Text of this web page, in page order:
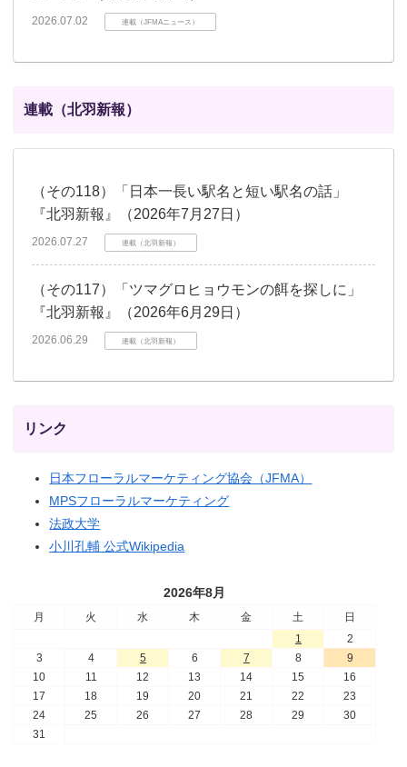
2026.07.02 連載（JFMAニュース）
連載（北羽新報）
（その118）「日本一長い駅名と短い駅名の話」
『北羽新報』（2026年7月27日）
2026.07.27 連載（北羽新報）
（その117）「ツマグロヒョウモンの餌を探しに」
『北羽新報』（2026年6月29日）
2026.06.29 連載（北羽新報）
リンク
日本フローラルマーケティング協会（JFMA）
MPSフローラルマーケティング
法政大学
小川孔輔 公式Wikipedia
2026年8月
月 火 水 木 金 土
日
1
2
3
4 5 6 7 8
9
10
11 12 13 14 15
16
17
18 19 20 21 22
23
24
25 26 27 28 29
30
31